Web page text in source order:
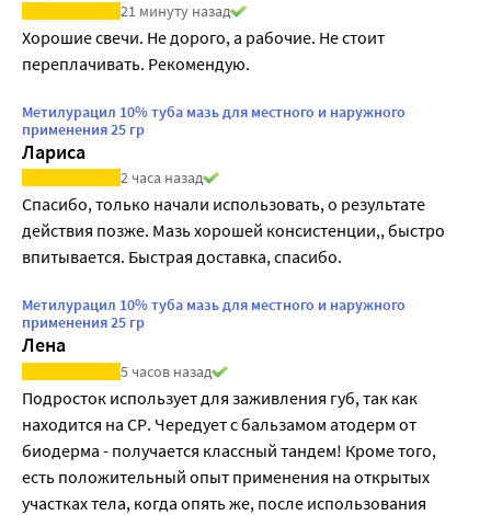
21 минуту назад
Хорошие свечи. Не дорого, а рабочие. Не стоит
переплачивать. Рекомендую.
Метилурацил 10% туба мазь для местного и наружного
применения 25 гр
Лариса
2 часа назад
Спасибо, только начали использовать, о результате
действия позже. Мазь хорошей консистенции,, быстро
впитывается. Быстрая доставка, спасибо.
Метилурацил 10% туба мазь для местного и наружного
применения 25 гр
Лена
5 часов назад
Подросток использует для заживления губ, так как
находится на СР. Чередует с бальзамом атодерм от
биодерма - получается классный тандем! Кроме того,
есть положительный опыт применения на открытых
участках тела, когда опять же, после использования